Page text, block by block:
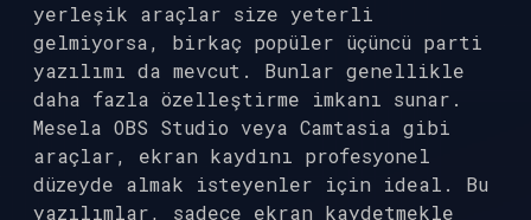
yerleşik araçlar size yeterli
gelmiyorsa, birkaç popüler üçüncü parti
yazılımı da mevcut. Bunlar genellikle
daha fazla özelleştirme imkanı sunar.
Mesela OBS Studio veya Camtasia gibi
araçlar, ekran kaydını profesyonel
düzeyde almak isteyenler için ideal. Bu
yazılımlar, sadece ekran kaydetmekle